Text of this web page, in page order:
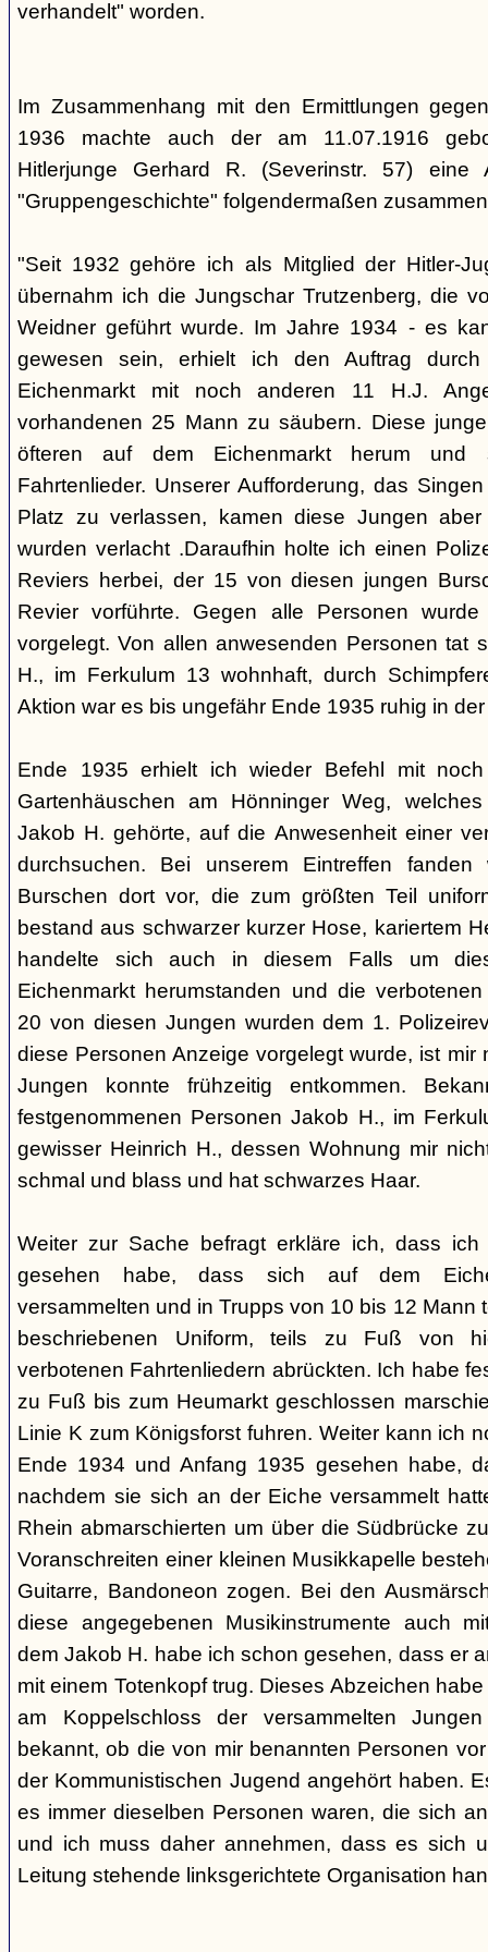
verhandelt" worden.
Im Zusammenhang mit den Ermittlungen
1936 machte auch der am 11.07.1916
Hitlerjunge Gerhard R. (Severinstr. 57)
"Gruppengeschichte" folgendermaßen
"Seit 1932 gehöre ich als Mitglied der Hitler-
übernahm ich die Jungschar Trutzenberg, die
Weidner geführt wurde. Im Jahre 1934 - es
gewesen sein, erhielt ich den Auftrag
Eichenmarkt mit noch anderen 11 H.J.
vorhandenen 25 Mann zu säubern. Diese
öfteren auf dem Eichenmarkt herum und
Fahrtenlieder. Unserer Aufforderung, das
Platz zu verlassen, kamen diese Jungen
wurden verlacht .Daraufhin holte ich einen
Reviers herbei, der 15 von diesen jungen
Revier vorführte. Gegen alle Personen
vorgelegt. Von allen anwesenden Personen tat
H., im Ferkulum 13 wohnhaft, durch
Aktion war es bis ungefähr Ende 1935 ruhig in
Ende 1935 erhielt ich wieder Befehl mit
Gartenhäuschen am Hönninger Weg,
Jakob H. gehörte, auf die Anwesenheit einer
durchsuchen. Bei unserem Eintreffen
Burschen dort vor, die zum größten Teil
bestand aus schwarzer kurzer Hose, kariertem
handelte sich auch in diesem Falls um
Eichenmarkt herumstanden und die
20 von diesen Jungen wurden dem 1.
diese Personen Anzeige vorgelegt wurde, ist mir
Jungen konnte frühzeitig entkommen.
festgenommenen Personen Jakob H., im
gewisser Heinrich H., dessen Wohnung mir
schmal und blass und hat schwarzes Haar.
Weiter zur Sache befragt erkläre ich, dass
gesehen habe, dass sich auf dem
versammelten und in Trupps von 10 bis 12 Mann
beschriebenen Uniform, teils zu Fuß von
verbotenen Fahrtenliedern abrückten. Ich habe
zu Fuß bis zum Heumarkt geschlossen
Linie K zum Königsforst fuhren. Weiter kann ich
Ende 1934 und Anfang 1935 gesehen habe,
nachdem sie sich an der Eiche versammelt
Rhein abmarschierten um über die Südbrücke
Voranschreiten einer kleinen Musikkapelle
Guitarre, Bandoneon zogen. Bei den
diese angegebenen Musikinstrumente auch
dem Jakob H. habe ich schon gesehen, dass er
mit einem Totenkopf trug. Dieses Abzeichen
am Koppelschloss der versammelten
bekannt, ob die von mir benannten Personen
der Kommunistischen Jugend angehört haben.
es immer dieselben Personen waren, die sich
und ich muss daher annehmen, dass es sich
Leitung stehende linksgerichtete Organisation